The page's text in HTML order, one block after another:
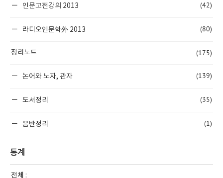
인문고전강의 2013 (42)
라디오인문학外 2013 (80)
정리노트 (175)
논어와 노자, 관자 (139)
도서정리 (35)
음반정리 (1)
통계
전체 :